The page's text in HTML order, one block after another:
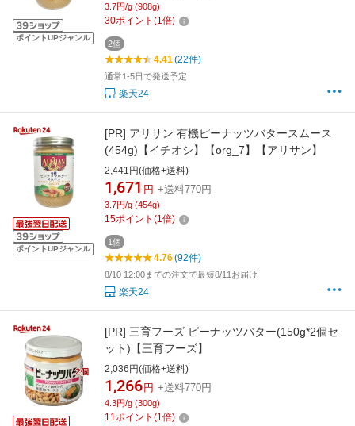
ポイントUPジャンル
3.7円/g (908g)
30ポイント (1倍)
2個
4.41(22件)
通常1-5日で発送予定
楽天24
ポイントUPジャンル
[PR] アリサン 有機ピーナッツバタースムース
(454g)【イチオシ】【org_7】【アリサン】
2,441円(価格+送料)
1,671 円 +送料770円
3.7円/g (454g)
15ポイント (1倍)
1個
4.76(92件)
8/10 12:00までの注文で最短8/11お届け
楽天24
[PR] 三育フーズ ピーナッツバター(150g*2個セ
ット)【三育フーズ】
2,036円(価格+送料)
1,266 円 +送料770円
4.3円/g (300g)
11ポイント (1倍)